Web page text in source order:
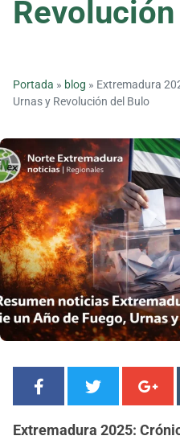
Portada » blog » Extremadura
Urnas y Revolución del Bulo
Extremadura 2025: